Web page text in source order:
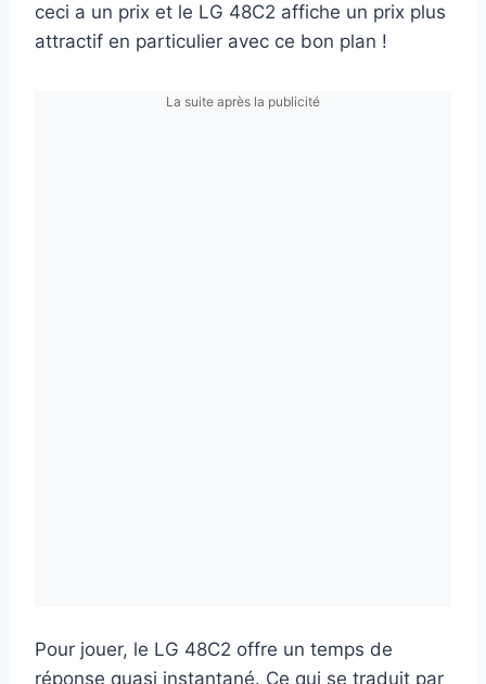
ceci a un prix et le LG 48C2 affiche un prix plus
attractif en particulier avec ce bon plan !
La suite après la publicité
Pour jouer, le LG 48C2 offre un temps de
réponse quasi instantané. Ce qui se traduit par